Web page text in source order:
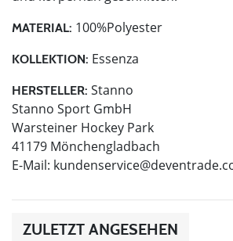
MATERIAL: 100%Polyester
KOLLEKTION: Essenza
HERSTELLER: Stanno
Stanno Sport GmbH
Warsteiner Hockey Park
41179 Mönchengladbach
E-Mail:
ZULETZT ANGESEHEN